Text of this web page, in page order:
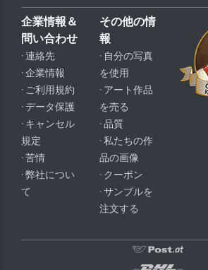
企業情報＆
問い合わせ
· 連絡先
· 企業情報
· ご利用規約
· データ保護
· キャンセル
規定
· 苦情
· 弊社につい
て
その他の情
報
· 自分の写真
を使用
· アート作品
を売る
· 品質
· 私たちの作
品の画像
· クーポン
· サンプルを
注文する